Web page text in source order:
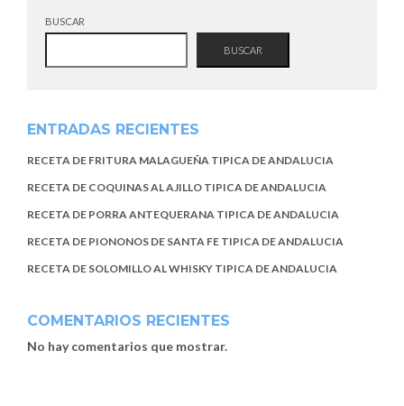
BUSCAR
BUSCAR
ENTRADAS RECIENTES
RECETA DE FRITURA MALAGUEÑA TIPICA DE ANDALUCIA
RECETA DE COQUINAS AL AJILLO TIPICA DE ANDALUCIA
RECETA DE PORRA ANTEQUERANA TIPICA DE ANDALUCIA
RECETA DE PIONONOS DE SANTA FE TIPICA DE ANDALUCIA
RECETA DE SOLOMILLO AL WHISKY TIPICA DE ANDALUCIA
COMENTARIOS RECIENTES
No hay comentarios que mostrar.